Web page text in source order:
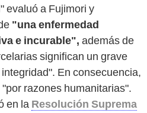
evaluó a Fujimori y
"una enfermedad
e incurable", además de
significan un grave
En consecuencia,
razones humanitarias".
en la Resolución Suprema